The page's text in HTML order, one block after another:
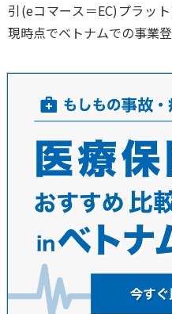
引(eコマース＝EC)プラッ
現時点でベトナムでの事業